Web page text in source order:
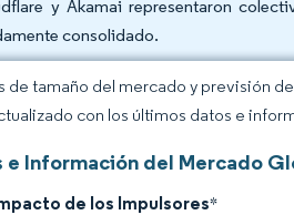
y Akamai representaron
consolidado.
de tamaño del mercado y previsión
con los últimos datos e
e Información del Mercado
de los Impulsores*